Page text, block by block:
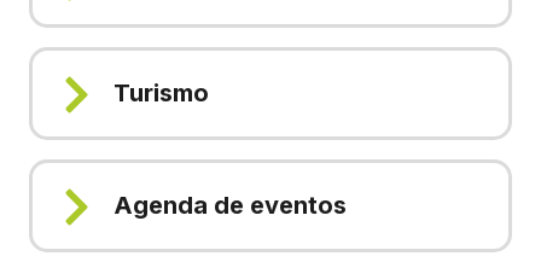
Turismo
Agenda de eventos